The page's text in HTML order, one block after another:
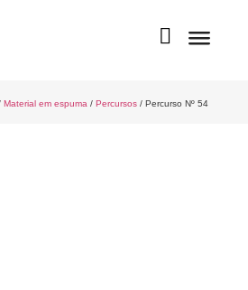
Material em espuma / Percursos/ Percurso Nº 54